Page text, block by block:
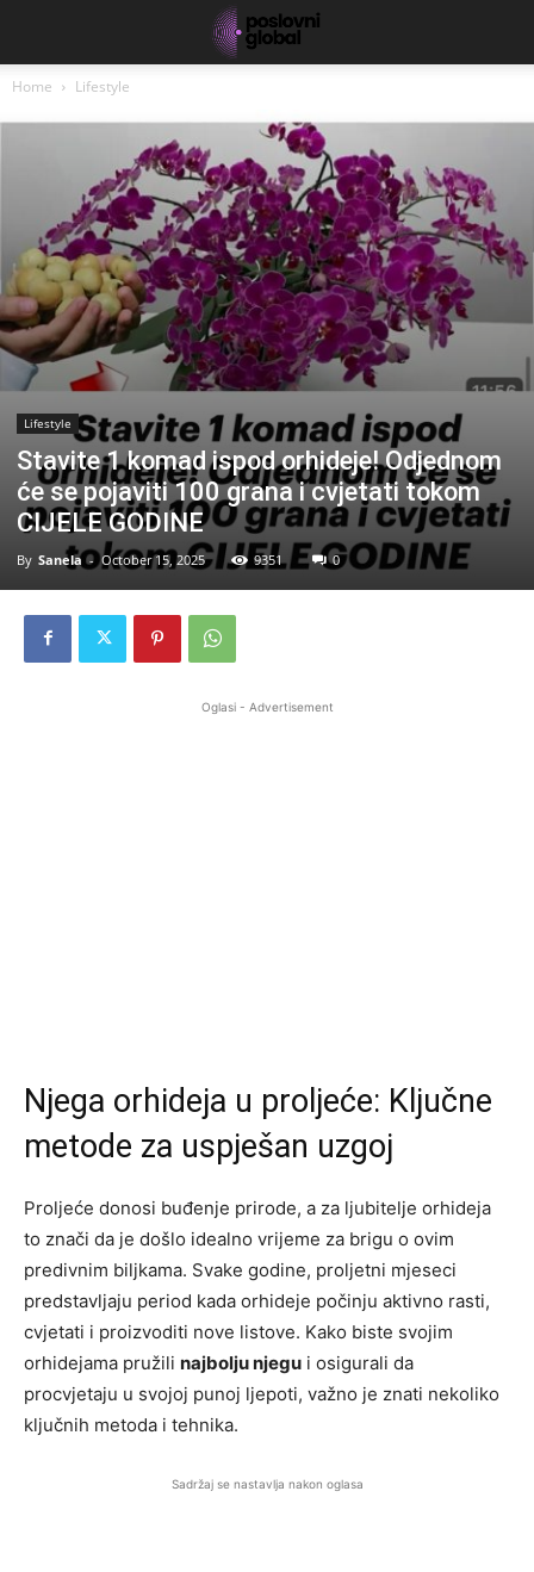
Home Lifestyle
Lifestyle
Stavite 1 komad ispod orhideje! Odjednom
će se pojaviti 100 grana i cvjetati tokom
CIJELE GODINE
By Sanela - October 15, 2025 9351 0
Oglasi - Advertisement
Njega orhideja u proljeće: Ključne
metode za uspješan uzgoj
Proljeće donosi buđenje prirode, a za ljubitelje orhideja
to znači da je došlo idealno vrijeme za brigu o ovim
predivnim biljkama. Svake godine, proljetni mjeseci
predstavljaju period kada orhideje počinju aktivno rasti,
cvjetati i proizvoditi nove listove. Kako biste svojim
orhidejama pružili najbolju njegu i osigurali da
procvjetaju u svojoj punoj ljepoti, važno je znati nekoliko
ključnih metoda i tehnika.
Sadržaj se nastavlja nakon oglasa